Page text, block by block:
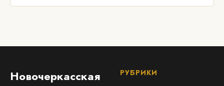
Новочеркасская
РУБРИКИ